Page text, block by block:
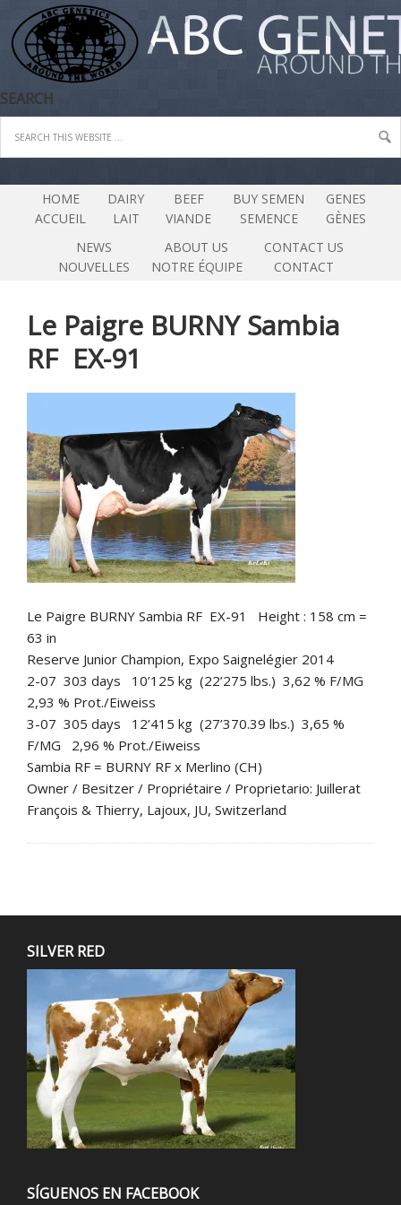
SEARCH
HOME
ACCUEIL
DAIRY
LAIT
BEEF
VIANDE
BUY SEMEN
SEMENCE
GENES
GÈNES
NEWS
NOUVELLES
ABOUT US
NOTRE ÉQUIPE
CONTACT US
CONTACT
Le Paigre BURNY Sambia
RF EX-91
Le Paigre BURNY Sambia RF EX-91 Height : 158 cm =
63 in
Reserve Junior Champion, Expo Saignelégier 2014
2-07 303 days 10’125 kg (22’275 lbs.) 3,62 % F/MG
2,93 % Prot./Eiweiss
3-07 305 days 12’415 kg (27’370.39 lbs.) 3,65 %
F/MG 2,96 % Prot./Eiweiss
Sambia RF = BURNY RF x Merlino (CH)
Owner / Besitzer / Propriétaire / Proprietario: Juillerat
François & Thierry, Lajoux, JU, Switzerland
SILVER RED
SÍGUENOS EN FACEBOOK